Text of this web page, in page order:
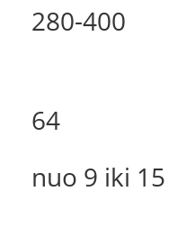
280-400
64
nuo 9 iki 15